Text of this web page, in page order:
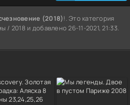
(2018)!. Это категория
2018 и добавлено 26-11-2021, 21:33.